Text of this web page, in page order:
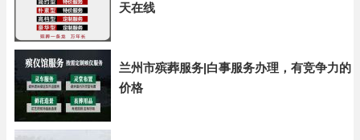
天在线
兰州市殡葬服务|白事服务办理，有竞争力的
价格